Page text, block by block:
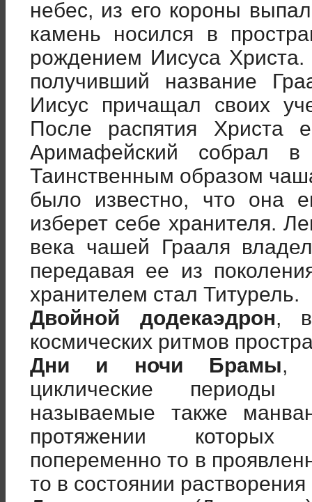
небес, из его короны
камень носился в
рождением Иисуса
получивший название
Иисус причащал своих
После распятия Христа
Аримафейский собрал
Таинственным образом
было известно, что она
изберет себе хранителя.
века чашей Грааля
передавая ее из
хранителем стал Титурель.
Двойной додекаэдрон,
космических ритмов
Дни и ночи Брамы,
циклические периоды
называемые также
протяжении которых
попеременно то в
то в состоянии